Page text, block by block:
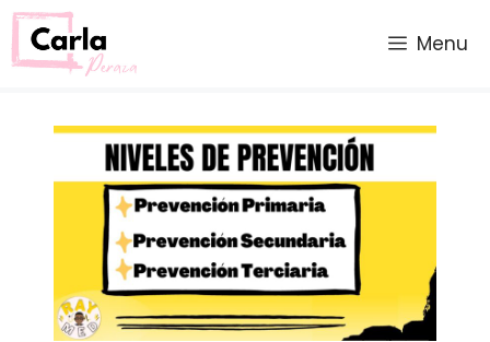
Saltar
al
contenido
Menu